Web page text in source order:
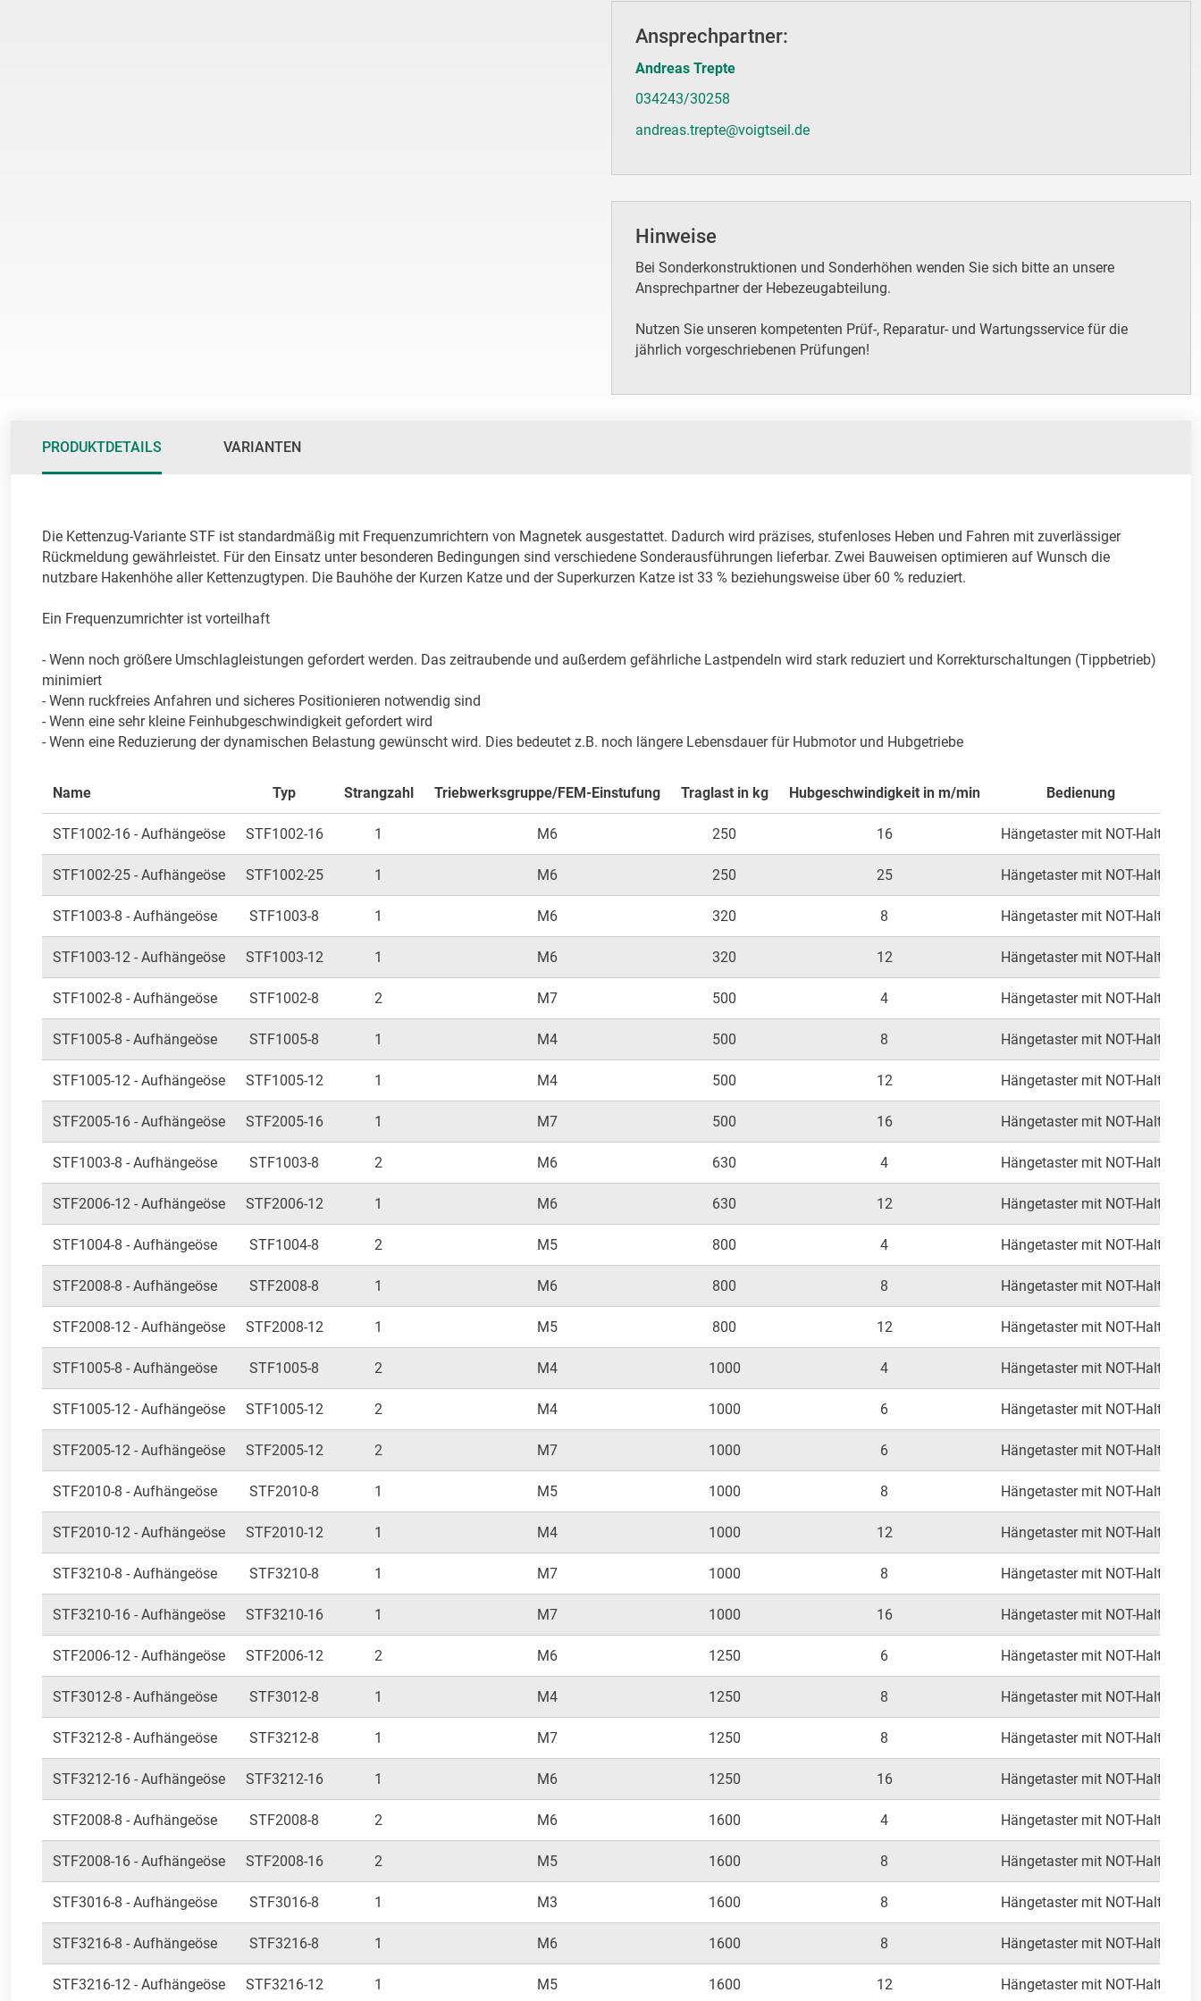
Ansprechpartner:
Andreas Trepte
034243/30258
andreas.trepte@voigtseil.de
Hinweise
Bei Sonderkonstruktionen und Sonderhöhen wenden Sie sich bitte an unsere
Ansprechpartner der Hebezeugabteilung.
Nutzen Sie unseren kompetenten Prüf-, Reparatur- und Wartungsservice für die
jährlich vorgeschriebenen Prüfungen!
PRODUKTDETAILS
Die Kettenzug-Variante STF ist standardmäßig mit Frequenzumrichtern von Magnetek ausgestattet. Dadurch wird präzises, stufenloses Heben und Fahren mit zuverlässiger
Rückmeldung gewährleistet. Für den Einsatz unter besonderen Bedingungen sind verschiedene Sonderausführungen lieferbar. Zwei Bauweisen optimieren auf Wunsch die
nutzbare Hakenhöhe aller Kettenzugtypen. Die Bauhöhe der Kurzen Katze und der Superkurzen Katze ist 33 % beziehungsweise über 60 % reduziert.
Ein Frequenzumrichter ist vorteilhaft
- Wenn noch größere Umschlagleistungen gefordert werden. Das zeitraubende und außerdem gefährliche Lastpendeln wird stark reduziert und Korrekturschaltungen (Tippbetrieb)
minimiert
- Wenn ruckfreies Anfahren und sicheres Positionieren notwendig sind
- Wenn eine sehr kleine Feinhubgeschwindigkeit gefordert wird
- Wenn eine Reduzierung der dynamischen Belastung gewünscht wird. Dies bedeutet z.B. noch längere Lebensdauer für Hubmotor und Hubgetriebe
Name Typ Strangzahl Triebwerksgruppe/FEM-Einstufung Traglast in kg Hubgeschwindigkeit in m/min Bedienung
STF1002-16 - Aufhängeöse STF1002-16 1 M6 250 16 Hängetaster mit NOT-Halt
STF1002-25 - Aufhängeöse STF1002-25 1 M6 250 25 Hängetaster mit NOT-Halt
STF1003-8 - Aufhängeöse STF1003-8 1 M6 320 8 Hängetaster mit NOT-Halt
STF1003-12 - Aufhängeöse STF1003-12 1 M6 320 12 Hängetaster mit NOT-Halt
STF1002-8 - Aufhängeöse STF1002-8 2 M7 500 4 Hängetaster mit NOT-Halt
STF1005-8 - Aufhängeöse STF1005-8 1 M4 500 8 Hängetaster mit NOT-Halt
STF1005-12 - Aufhängeöse STF1005-12 1 M4 500 12 Hängetaster mit NOT-Halt
STF2005-16 - Aufhängeöse STF2005-16 1 M7 500 16 Hängetaster mit NOT-Halt
STF1003-8 - Aufhängeöse STF1003-8 2 M6 630 4 Hängetaster mit NOT-Halt
STF2006-12 - Aufhängeöse STF2006-12 1 M6 630 12 Hängetaster mit NOT-Halt
STF1004-8 - Aufhängeöse STF1004-8 2 M5 800 4 Hängetaster mit NOT-Halt
STF2008-8 - Aufhängeöse STF2008-8 1 M6 800 8 Hängetaster mit NOT-Halt
STF2008-12 - Aufhängeöse STF2008-12 1 M5 800 12 Hängetaster mit NOT-Halt
STF1005-8 - Aufhängeöse STF1005-8 2 M4 1000 4 Hängetaster mit NOT-Halt
STF1005-12 - Aufhängeöse STF1005-12 2 M4 1000 6 Hängetaster mit NOT-Halt
STF2005-12 - Aufhängeöse STF2005-12 2 M7 1000 6 Hängetaster mit NOT-Halt
STF2010-8 - Aufhängeöse STF2010-8 1 M5 1000 8 Hängetaster mit NOT-Halt
STF2010-12 - Aufhängeöse STF2010-12 1 M4 1000 12 Hängetaster mit NOT-Halt
STF3210-8 - Aufhängeöse STF3210-8 1 M7 1000 8 Hängetaster mit NOT-Halt
STF3210-16 - Aufhängeöse STF3210-16 1 M7 1000 16 Hängetaster mit NOT-Halt
STF2006-12 - Aufhängeöse STF2006-12 2 M6 1250 6 Hängetaster mit NOT-Halt
STF3012-8 - Aufhängeöse STF3012-8 1 M4 1250 8 Hängetaster mit NOT-Halt
STF3212-8 - Aufhängeöse STF3212-8 1 M7 1250 8 Hängetaster mit NOT-Halt
STF3212-16 - Aufhängeöse STF3212-16 1 M6 1250 16 Hängetaster mit NOT-Halt
STF2008-8 - Aufhängeöse STF2008-8 2 M6 1600 4 Hängetaster mit NOT-Halt
STF2008-16 - Aufhängeöse STF2008-16 2 M5 1600 8 Hängetaster mit NOT-Halt
STF3016-8 - Aufhängeöse STF3016-8 1 M3 1600 8 Hängetaster mit NOT-Halt
STF3216-8 - Aufhängeöse STF3216-8 1 M6 1600 8 Hängetaster mit NOT-Halt
STF3216-12 - Aufhängeöse STF3216-12 1 M5 1600 12 Hängetaster mit NOT-Halt
VARIANTEN